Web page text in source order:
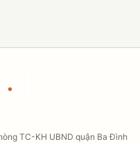
TC-KH UBND quận Ba Đình